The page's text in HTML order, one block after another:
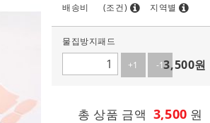
배송비
(조건) 지역별
물집방지패드
+1
-13,500원
총 상품 금액 3,500 원